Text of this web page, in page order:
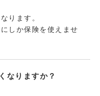
ります。
しか保険を使えませ
なりますか？